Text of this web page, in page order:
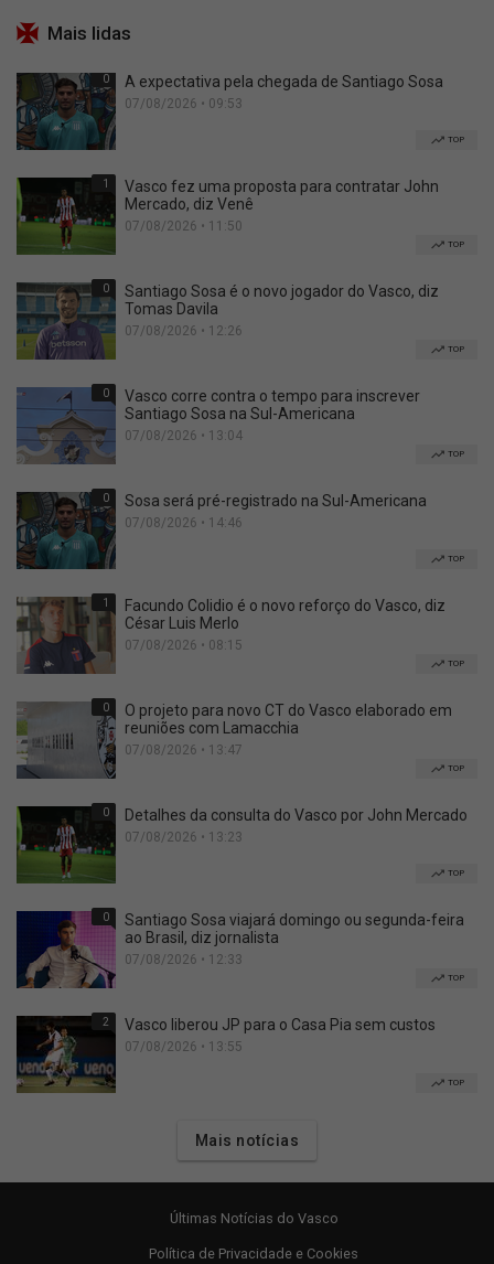
Mais lidas
0 A expectativa pela chegada de Santiago Sosa
07/08/2026 • 09:53
TOP
1
Vasco fez uma proposta para contratar John
Mercado, diz Venê
07/08/2026 • 11:50
TOP
0
Santiago Sosa é o novo jogador do Vasco, diz
Tomas Davila
07/08/2026 • 12:26
TOP
0
Vasco corre contra o tempo para inscrever
Santiago Sosa na Sul-Americana
07/08/2026 • 13:04
TOP
0 Sosa será pré-registrado na Sul-Americana
07/08/2026 • 14:46
TOP
1
Facundo Colidio é o novo reforço do Vasco, diz
César Luis Merlo
07/08/2026 • 08:15
TOP
0
O projeto para novo CT do Vasco elaborado em
reuniões com Lamacchia
07/08/2026 • 13:47
TOP
0 Detalhes da consulta do Vasco por John Mercado
07/08/2026 • 13:23
TOP
0
Santiago Sosa viajará domingo ou segunda-feira
ao Brasil, diz jornalista
07/08/2026 • 12:33
TOP
2 Vasco liberou JP para o Casa Pia sem custos
07/08/2026 • 13:55
TOP
Mais notícias
Últimas Notícias do Vasco
Política de Privacidade e Cookies